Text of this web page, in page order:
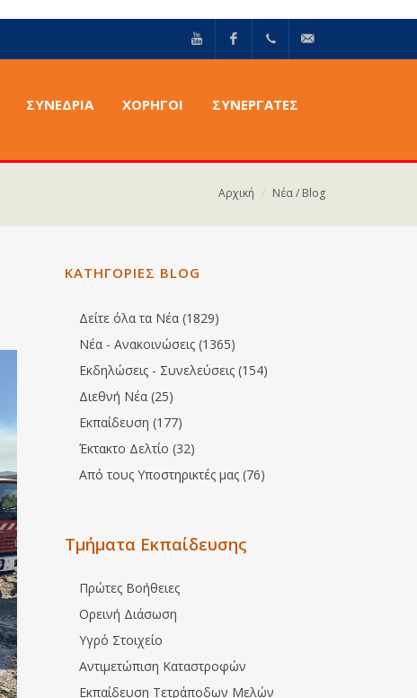
ΣΥΝΈΔΡΙΑ ΧΟΡΗΓΟΙ ΣΥΝΕΡΓΑΤΕΣ
Αρχική Νέα / Blog
ΚΑΤΗΓΟΡΙΕΣ BLOG
Δείτε όλα τα Νέα (1829)
Νέα - Ανακοινώσεις (1365)
Εκδηλώσεις - Συνελεύσεις (154)
Διεθνή Νέα (25)
Εκπαίδευση (177)
Έκτακτο Δελτίο (32)
Από τους Υποστηρικτές μας (76)
Τμήματα Εκπαίδευσης
Πρώτες Βοήθειες
Ορεινή Διάσωση
Υγρό Στοιχείο
Αντιμετώπιση Καταστροφών
Εκπαίδευση Τετράποδων Μελών